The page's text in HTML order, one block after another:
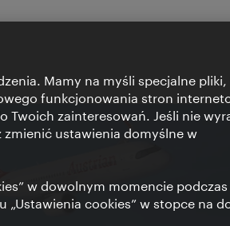
Mamy na myśli specjalne pliki,
funkcjonowania stron
zainteresowań. Jeśli nie
zmienić ustawienia domyślne w
w dowolnym momencie
cookies” w stopce na